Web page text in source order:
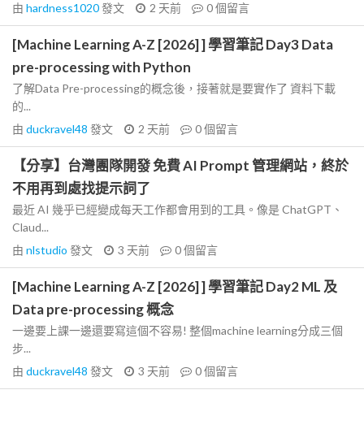
由 hardness1020發文 2 天前 0個留言
[Machine Learning A-Z [2026] ] 學習筆記 Day3 Data
pre-processing with Python
了解Data Pre-processing的概念後，接著就是要實作了 資料下載
的...
由 duckravel48 發文 2 天前 0個留言
【分享】台灣團隊開發 免費 AI Prompt 管理網站，終於
不用再到處找提示詞了
最近 AI 幾乎已經變成每天工作都會用到的工具。像是 ChatGPT、
Claud...
由 nlstudio 發文 3 天前 0個留言
[Machine Learning A-Z [2026] ] 學習筆記 Day2 ML 及
Data pre-processing 概念
一邊要上課一邊還要寫這個不容易! 整個machine learning分成三個
步...
由 duckravel48 發文 3 天前 0個留言